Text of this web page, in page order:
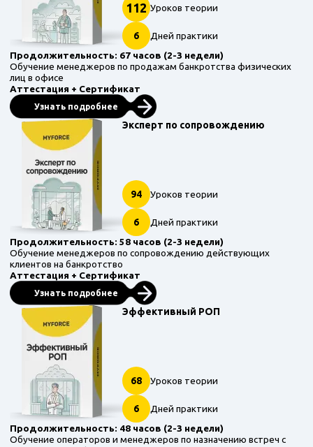
112 Уроков теории
6
Дней практики
Продолжительность: 67 часов (2-3 недели)
Обучение менеджеров по продажам банкротства физических
лиц в офисе
Аттестация + Сертификат
Узнать подробнее
Эксперт по сопровождению
94 Уроков теории
6
Дней практики
Продолжительность: 58 часов (2-3 недели)
Обучение менеджеров по сопровождению действующих
клиентов на банкротство
Аттестация + Сертификат
Узнать подробнее
Эффективный РОП
68 Уроков теории
6
Дней практики
Продолжительность: 48 часов (2-3 недели)
Обучение операторов и менеджеров по назначению встреч с